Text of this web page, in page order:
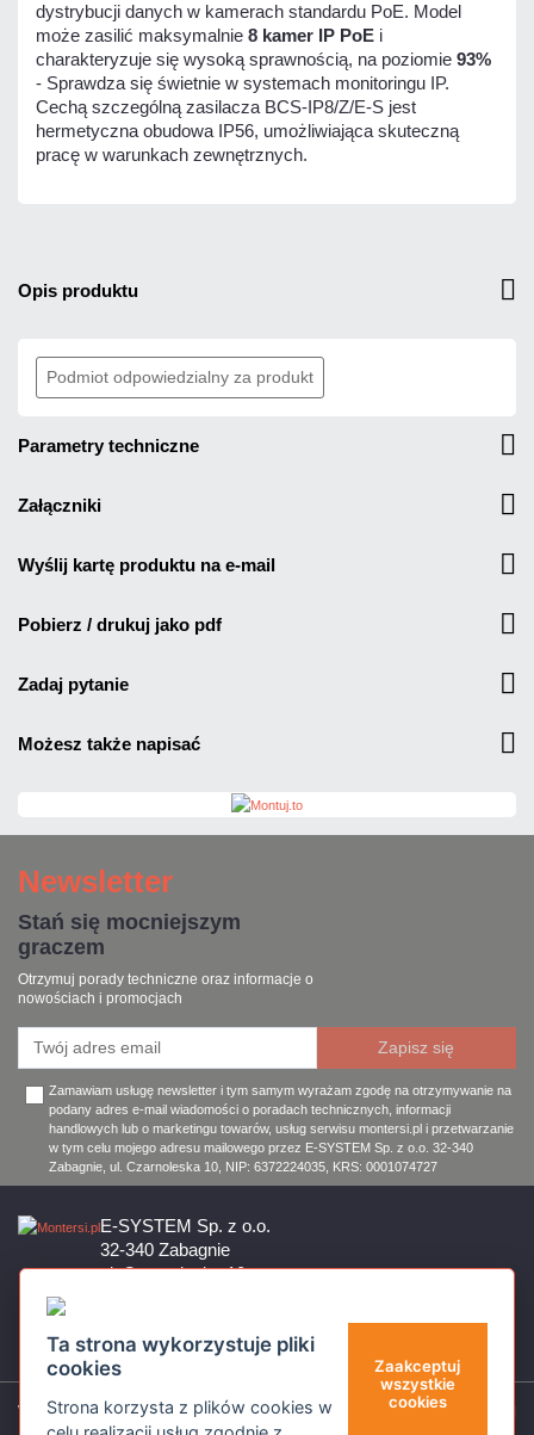
dystrybucji danych w kamerach standardu PoE. Model
może zasilić maksymalnie 8 kamer IP PoE i
charakteryzuje się wysoką sprawnością, na poziomie 93%
- Sprawdza się świetnie w systemach monitoringu IP.
Cechą szczególną zasilacza BCS-IP8/Z/E-S jest
hermetyczna obudowa IP56, umożliwiająca skuteczną
pracę w warunkach zewnętrznych.
opis produktu
Podmiot odpowiedzialny za produkt
parametry techniczne
załączniki
wyślij kartę produktu na e-mail
pobierz / drukuj jako pdf
zadaj pytanie
możesz także napisać
Newsletter
Stań się mocniejszym
graczem
Otrzymuj porady techniczne oraz informacje o
nowościach i promocjach
Zamawiam usługę newsletter i tym samym wyrażam zgodę na otrzymywanie na
podany adres e-mail wiadomości o poradach technicznych, informacji
handlowych lub o marketingu towarów, usług serwisu montersi.pl i przetwarzanie
w tym celu mojego adresu mailowego przez E-SYSTEM Sp. z o.o. 32-340
Zabagnie, ul. Czarnoleska 10, NIP: 6372224035, KRS: 0001074727
E-SYSTEM Sp. z o.o.
32-340 Zabagnie
ul. Czarnoleska 10
sklep@montersi.pl
Wsparcie
Ta strona wykorzystuje pliki
cookies
Strona korzysta z plików cookies w
Zaakceptuj
wszystkie
cookies